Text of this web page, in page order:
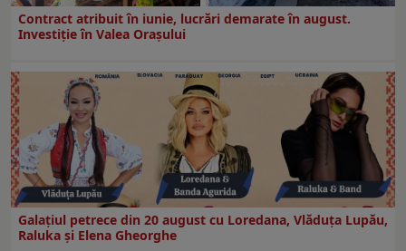
Contract atribuit în iunie, lucrări demarate în august.
Investiţie în Valea Oraşului
Galaţiul petrece din 20 august cu Loredana, Vlăduța Lupău,
Raluka și Elena Gheorghe